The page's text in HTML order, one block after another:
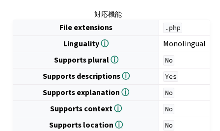
対応機能
File extensions .php
Lingualityⓘ
Monolingual
Supports pluralⓘ No
Supports descriptionsⓘ Yes
Supports explanationⓘ No
Supports contextⓘ No
Supports locationⓘ No